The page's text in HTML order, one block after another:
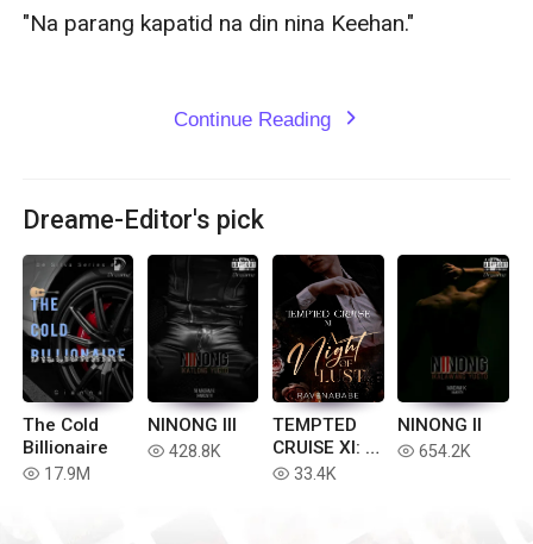
"Na parang kapatid na din nina Keehan."
Continue Reading expand_more
Dreame-Editor's pick
The Cold
Billionaire
read 17.9M
NINONG III
read 428.8K
TEMPTED
CRUISE XI: A
NIGHT OF
read 33.4K
NINONG II
read 654.2K